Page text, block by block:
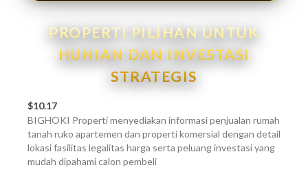
PROPERTI PILIHAN UNTUK
HUNIAN DAN INVESTASI
STRATEGIS
$10.17
BIGHOKI Properti menyediakan informasi penjualan rumah
tanah ruko apartemen dan properti komersial dengan detail
lokasi fasilitas legalitas harga serta peluang investasi yang
mudah dipahami calon pembeli